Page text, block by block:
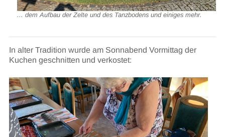
... dem Aufbau der Zelte und des Tanzbodens und einiges mehr.
In alter Tradition wurde am Sonnabend Vormittag der
Kuchen geschnitten und verkostet: